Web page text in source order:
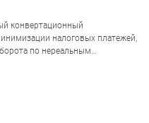
конвертационный
налоговых платежей,
по нереальным
Украины. По